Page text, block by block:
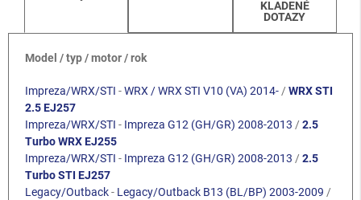
KLADENÉ
DOTAZY
Model / typ / motor / rok
Impreza/WRX/STI -WRX / WRX STI V10 (VA) 2014- /WRX STI
2.5 EJ257
Impreza/WRX/STI - Impreza G12 (GH/GR) 2008-2013 /2.5
Turbo WRX EJ255
Impreza/WRX/STI - Impreza G12 (GH/GR) 2008-2013 /2.5
Turbo STI EJ257
Legacy/Outback- Legacy/Outback B13 (BL/BP) 2003-2009 /